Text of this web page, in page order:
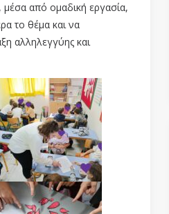
μέσα από ομαδική εργασία,
το θέμα και να
αλληλεγγύης και